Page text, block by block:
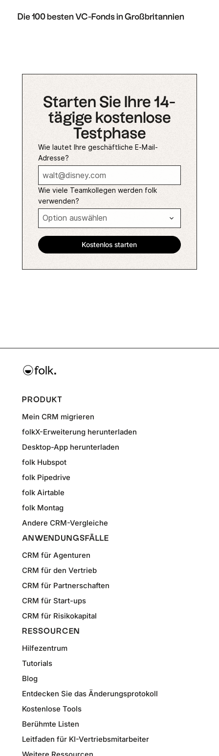
Die 100 besten VC-Fonds in Großbritannien
Starten Sie Ihre 14-
tägige kostenlose
Testphase
Wie lautet Ihre geschäftliche E-Mail-
Adresse?
Wie viele Teamkollegen werden folk
verwenden?
PRODUKT
Mein CRM migrieren
folkX-Erweiterung herunterladen
Desktop-App herunterladen
folk Hubspot
folk Pipedrive
folk Airtable
folk Montag
Andere CRM-Vergleiche
ANWENDUNGSFÄLLE
CRM für Agenturen
CRM für den Vertrieb
CRM für Partnerschaften
CRM für Start-ups
CRM für Risikokapital
RESSOURCEN
Hilfezentrum
Tutorials
Blog
Entdecken Sie das Änderungsprotokoll
Kostenlose Tools
Berühmte Listen
Leitfaden für KI-Vertriebsmitarbeiter
Weitere Ressourcen